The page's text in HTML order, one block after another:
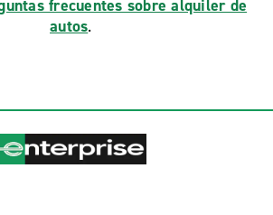
frecuentes sobre alquiler de
autos.